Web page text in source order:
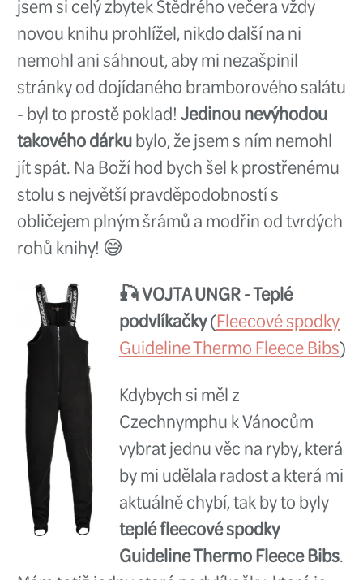
Mně osobně vždy udělala pod
stromečkem největší radost
muškařská knížka(další shoda,
Michalem Machačkou 😉)
spíše o nostalgickou
mládí, neboť od určité doby
okamžitý přístup k novým
publikacím, ale velice dobře si
jsem si celý zbytek Štědrého
novou knihu prohlížel, nikdo
nemohl ani sáhnout, aby mi
stránky od dojídaného